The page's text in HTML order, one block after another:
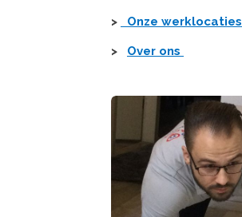
> Onze werklocaties
> Over ons